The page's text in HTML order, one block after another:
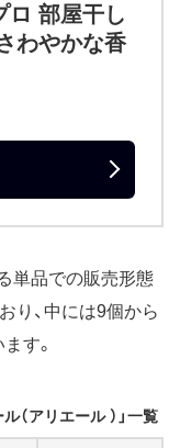
ロ 部屋干し
わやかな香
単品での販売形態
り、中には9個から
す。
（アリエール ）」一覧